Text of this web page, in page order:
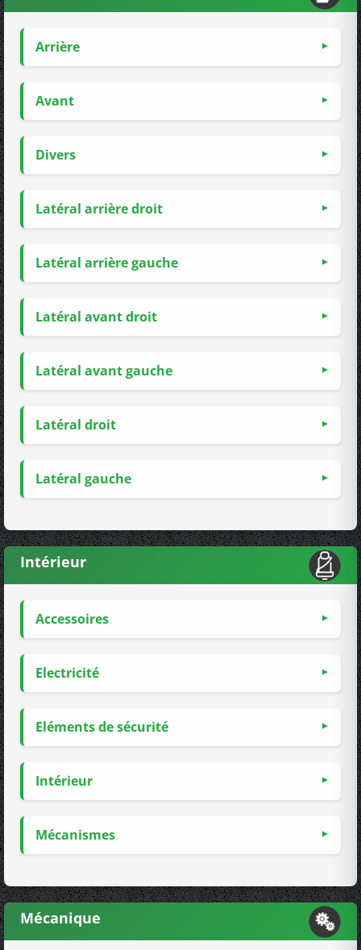
Arrière
Avant
Divers
Latéral arrière droit
Latéral arrière gauche
Latéral avant droit
Latéral avant gauche
Latéral droit
Latéral gauche
Intérieur
Accessoires
Electricité
Eléments de sécurité
Intérieur
Mécanismes
Mécanique